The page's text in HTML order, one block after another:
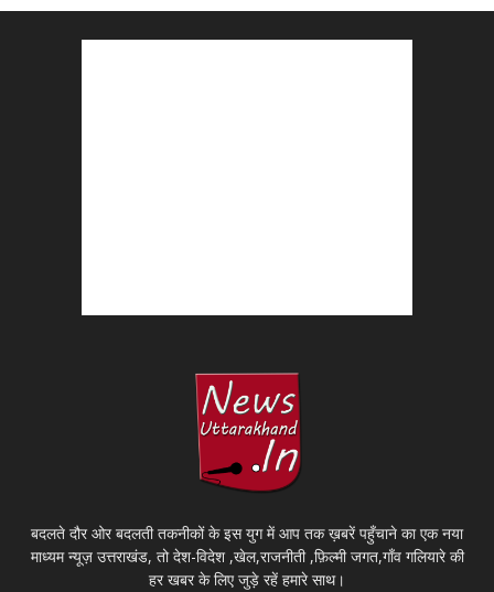
बदलते दौर ओर बदलती तकनीकों के इस युग में आप तक ख़बरें पहुँचाने का एक नया
माध्यम न्यूज़ उत्तराखंड, तो देश-विदेश ,खेल,राजनीती ,फ़िल्मी जगत,गाँव गलियारे की
हर खबर के लिए जुड़े रहें हमारे साथ।